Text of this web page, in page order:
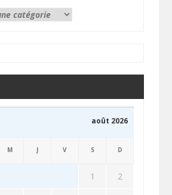
août 2026
M J V S D
1 2